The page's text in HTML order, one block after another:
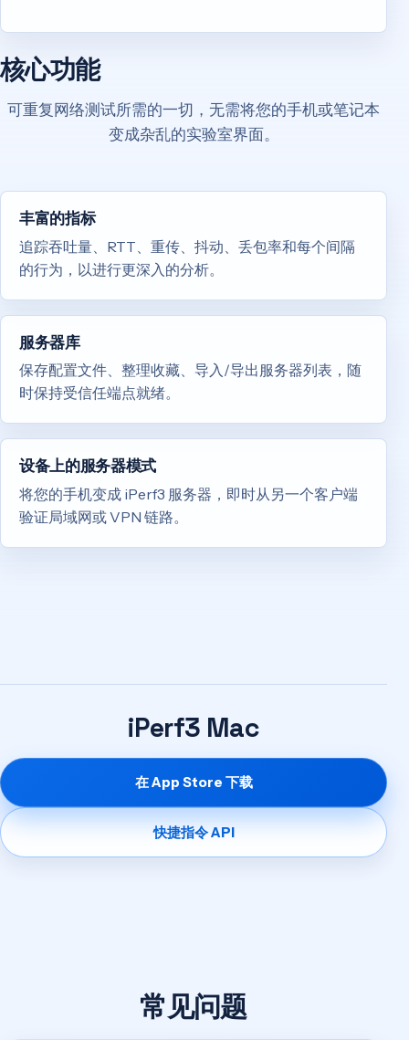
核心功能
可重复网络测试所需的一切，无需将您的手机或笔记本
变成杂乱的实验室界面。
丰富的指标
追踪吞吐量、RTT、重传、抖动、丢包率和每个间隔
的行为，以进行更深入的分析。
服务器库
保存配置文件、整理收藏、导入/导出服务器列表，随
时保持受信任端点就绪。
设备上的服务器模式
将您的手机变成 iPerf3 服务器，即时从另一个客户端
验证局域网或 VPN 链路。
iPerf3 Mac
在 App Store 下载
快捷指令 API
常见问题